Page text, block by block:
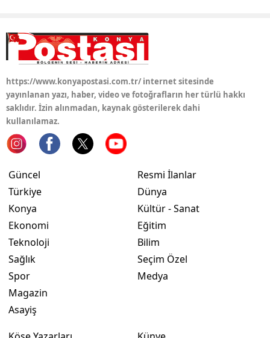
https://www.konyapostasi.com.tr/ internet sitesinde
yayınlanan yazı, haber, video ve fotoğrafların her türlü hakkı
saklıdır. İzin alınmadan, kaynak gösterilerek dahi
kullanılamaz.
Güncel
Türkiye
Konya
Ekonomi
Teknoloji
Sağlık
Spor
Magazin
Asayiş
Resmi İlanlar
Dünya
Kültür - Sanat
Eğitim
Bilim
Seçim Özel
Medya